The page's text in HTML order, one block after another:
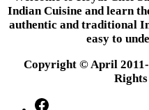
Indian Cuisine and learn
authentic and traditional
easy to
Copyright © April